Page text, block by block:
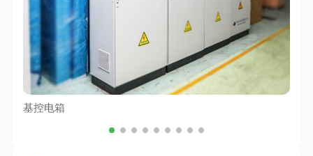
基控电箱